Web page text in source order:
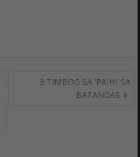
3 TIMBOG SA ‘PAIHI’ SA
BATANGAS